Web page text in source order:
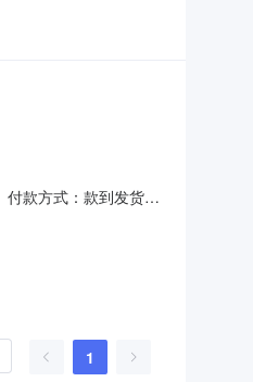
款方式：款到发货预
单位补充。具体信
1